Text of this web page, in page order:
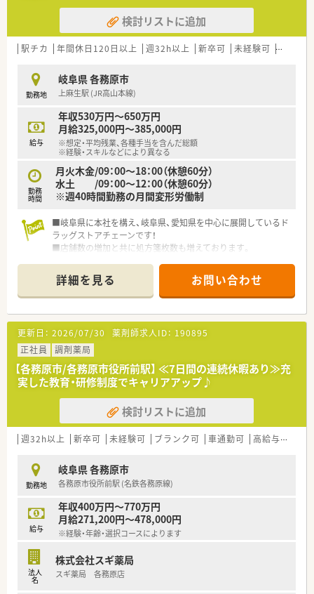
取得補助制度などもご活用いただけます♪
勉強会の例／勉強会開催、新人研修、一般薬剤師研修、薬局長
研修等、メーカー主催の勉強会、学術大会等の各種外部研修
■福利厚生や休日数が充実した環境で、プライベートも大切にし
ながら働きたい方に最適です。
■整形外科の処方箋経験を積みながら、在宅業務にも幅広く挑戦
したい方にお勧めです。
考えている方に適しています。
検討リストに追加
駅チカ 年間休日120日以上 週32h以上 新卒可 未経験可 ブラン
勤務地
岐阜県 各務原市
上麻生駅 (JR高山本線)
給与
年収530万円～650万円
月給325,000円～385,000円
※想定・平均残業、各種手当を含んだ総額
※経験・スキルなどにより異なる
勤務
時間
月火木金/09：00～18：00（休憩60分）
水土 /09：00～12：00（休憩60分）
※週40時間勤務の月間変形労働制
■岐阜県に本社を構え、岐阜県、愛知県を中心に展開しているド
ラッグストアチェーンです！
■店舗数の増加と共に処方箋枚数も増えております。
詳細を見る お問い合わせ
更新日： 2026/07/30 薬剤師求人ID： 190895
正社員
調剤薬局
【各務原市/各務原市役所前駅】 ≪7日間の連続休暇あり≫充
実した教育・研修制度でキャリアアップ♪
検討リストに追加
週32h以上 新卒可 未経験可 ブランク可 車通勤可 高給与(600万円以上)
勤務地
岐阜県 各務原市
各務原市役所前駅 (名鉄各務原線)
給与
年収400万円～770万円
月給271,200円～478,000円
※経験・年齢・選択コースによります
法人
名
株式会社スギ薬局
スギ薬局 各務原店